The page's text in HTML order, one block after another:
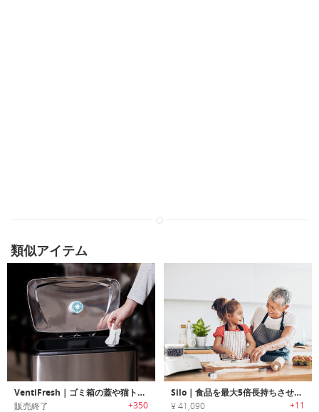
類似アイテム
VentiFresh｜ゴミ箱の蓋や猫トイレに取付可能なUV光触媒技術を使用した小型脱臭機「ベンティフレッシュ」
販売終了 +350
Silo｜食品を最大5倍長持ちさせるスマート真空密閉コンテナ「サイロ」
¥ 41,090 +11